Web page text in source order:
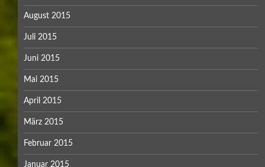
August 2015
Juli 2015
Juni 2015
Mai 2015
April 2015
März 2015
Februar 2015
Januar 2015